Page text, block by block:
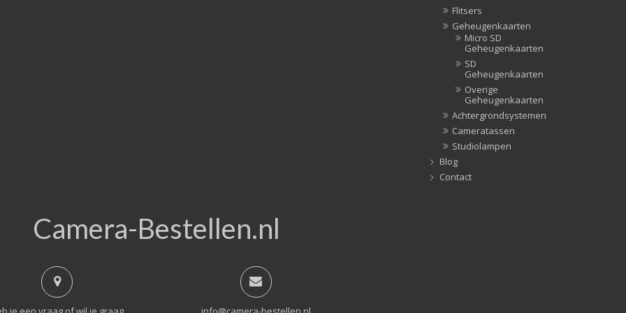
Flitsers
Geheugenkaarten
Micro SD
Geheugenkaarten
SD
Geheugenkaarten
Overige
Geheugenkaarten
Achtergrondsystemen
Cameratassen
Studiolampen
Blog
Contact
Camera-Bestellen.nl